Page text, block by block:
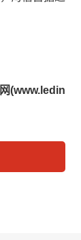
(www.ledin